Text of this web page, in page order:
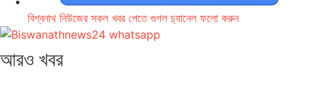
বিশ্বনাথ নিউজের সকল খবর পেতে গুগল চ‌্যানেল ফলো করুন
আরও খবর